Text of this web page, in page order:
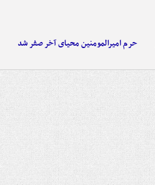
حرم امیرالمومنین محیای آخر صفر شد